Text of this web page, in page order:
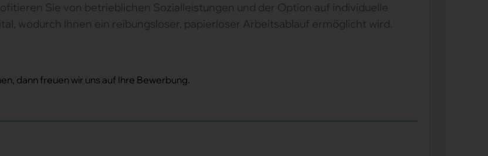
Sie von betrieblichen Sozialleistungen und der Option auf individuelle
wodurch Ihnen ein reibungsloser, papierloser Arbeitsablauf ermöglicht wird.
dann freuen wir uns auf Ihre Bewerbung.